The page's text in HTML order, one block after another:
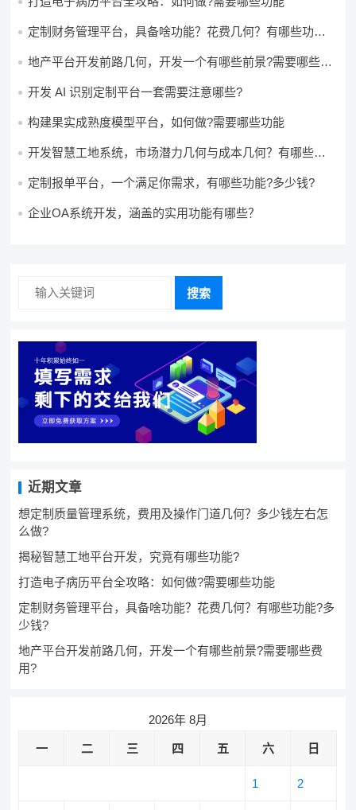
定制财务管理平台，具备啥功能？花费几何？有哪些功能?
地产平台开发前路几何，开发一个有哪些前景?需要哪些费
开发 AI 识别定制平台一套需要注意哪些?
构建果实成熟度模型平台，如何做?需要哪些功能
开发智慧工地系统，市场潜力几何与成本几何？有哪些前
定制报单平台，一个满足你需求，有哪些功能?多少钱?
企业OA系统开发，涵盖的实用功能有哪些？
搜索
近期文章
想定制质量管理系统，费用及操作门道几何？多少钱左右怎
么做?
揭秘智慧工地平台开发，究竟有哪些功能?
打造电子病历平台全攻略：如何做?需要哪些功能
定制财务管理平台，具备啥功能？花费几何？有哪些功能?多
少钱?
地产平台开发前路几何，开发一个有哪些前景?需要哪些费
用?
2026年 8月
一 二 三 四 五 六 日
1 2